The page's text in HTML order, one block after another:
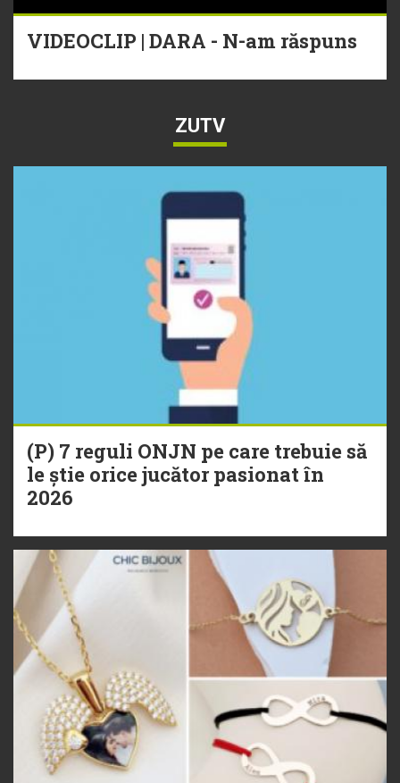
VIDEOCLIP | DARA - N-am răspuns
ZUTV
(P) 7 reguli ONJN pe care trebuie să
le știe orice jucător pasionat în
2026